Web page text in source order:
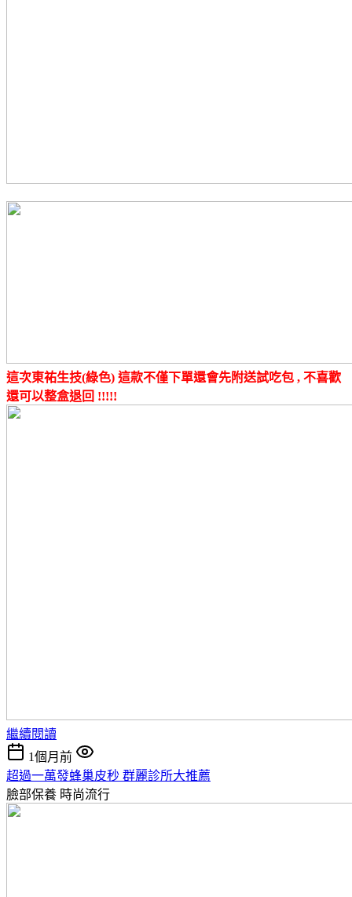
這次東祐生技(綠色) 這款不僅下單還會先附送試吃包 , 不喜歡
還可以整盒退回 !!!!!
繼續閱讀
1個月前
超過一萬發蜂巢皮秒 群麗診所大推薦
臉部保養 時尚流行